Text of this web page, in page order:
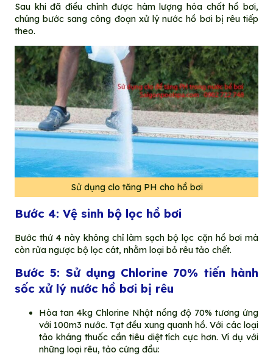
Sau khi đã điều chỉnh được hàm lượng hóa chất hồ bơi,
chúng bước sang công đoạn xử lý nước hồ bơi bị rêu tiếp
theo.
Sử dụng clo tăng PH cho hồ bơi
Bước 4: Vệ sinh bộ lọc hồ bơi
Bước thứ 4 này không chỉ làm sạch bộ lọc cặn hồ bơi mà
còn rửa ngược bộ lọc cát, nhằm loại bỏ rêu tảo chết.
Bước 5: Sử dụng Chlorine 70% tiến hành
sốc xử lý nước hồ bơi bị rêu
Hòa tan 4kg Chlorine Nhật nồng độ 70% tương ứng
với 100m3 nước. Tạt đều xung quanh hồ. Với các loại
tảo kháng thuốc cần tiêu diệt tích cực hơn. Ví dụ với
những loại rêu, tảo cứng đầu: